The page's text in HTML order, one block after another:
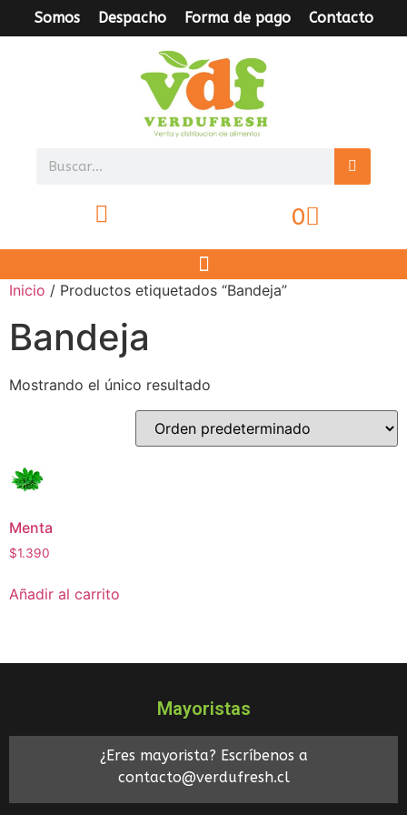
Somos Despacho Forma de pago Contacto
0
Inicio / Productos etiquetados “Bandeja”
Bandeja
Mostrando el único resultado
Menta
$1.390
Añadir al carrito
Mayoristas
¿Eres mayorista? Escríbenos a
contacto@verdufresh.cl